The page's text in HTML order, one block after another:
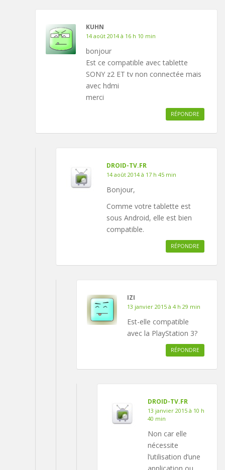
KUHN
14 août 2014 à 16 h 10 min
bonjour
Est ce compatible avec tablette
SONY z2 ET tv non connectée mais
avec hdmi
merci
RÉPONDRE
DROID-TV.FR
14 août 2014 à 17 h 45 min
Bonjour,
Comme votre tablette est
sous Android, elle est bien
compatible.
RÉPONDRE
IZI
13 janvier 2015 à 4 h 29 min
Est-elle compatible
avec la PlayStation 3?
RÉPONDRE
DROID-TV.FR
13 janvier 2015 à 10 h
40 min
Non car elle
nécessite
l’utilisation d’une